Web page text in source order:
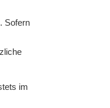
Sofern
im